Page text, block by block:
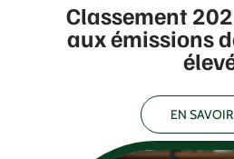
Classement
aux émissions
EN